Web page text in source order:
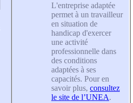
L'entreprise adaptée
permet à un travailleur
en situation de
handicap d'exercer
une activité
professionnelle dans
des conditions
adaptées à ses
capacités. Pour en
savoir plus, consultez
le site de l’UNEA.